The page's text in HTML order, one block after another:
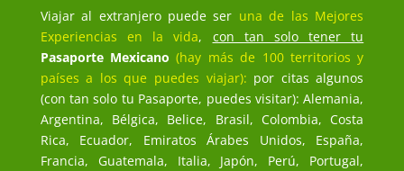
Viajar al extranjero puede ser una de las Mejores
Experiencias en la vida, con tan solo tener tu
Pasaporte Mexicano (hay más de 100 territorios y
países a los que puedes viajar): por citas algunos
(con tan solo tu Pasaporte, puedes visitar): Alemania,
Argentina, Bélgica, Belice, Brasil, Colombia, Costa
Rica, Ecuador, Emiratos Árabes Unidos, España,
Francia, Guatemala, Italia, Japón, Perú, Portugal,